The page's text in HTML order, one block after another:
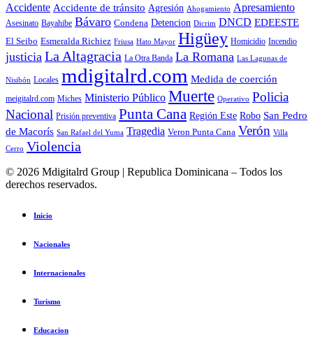
Accidente Accidente de tránsito Agresión Ahogamiento Apresamiento
Asesinato Bayahibe Bávaro Condena Detencion Dicrim DNCD EDEESTE
El Seibo Esmeralda Richiez Friusa Hato Mayor Higüey Homicidio Incendio
justicia La Altagracia La Otra Banda La Romana Las Lagunas de
Nisibón Locales mdigitalrd.com Medida de coerción
meigitalrd.com Miches Ministerio Público Muerte Operativo Policia
Nacional Prisión preventiva Punta Cana Región Este Robo San Pedro
de Macorís San Rafael del Yuma Tragedia Veron Punta Cana Verón Villa
Cerro Violencia
© 2026 Mdigitalrd Group | Republica Dominicana – Todos los
derechos reservados.
Inicio
Nacionales
Internacionales
Turismo
Educacion